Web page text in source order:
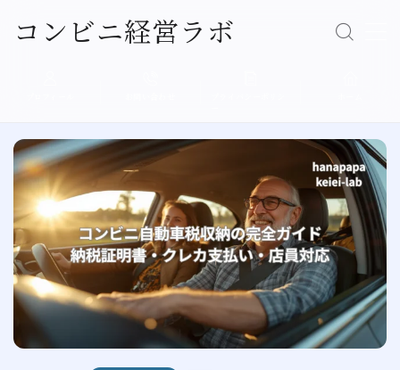
コンビニ経営ラボ
売上アップ
人材育成
店舗運営
現場エピソード
プロフィール
Follow Me